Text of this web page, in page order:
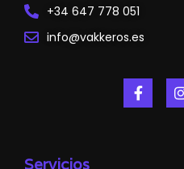
+34 647 778 051
info@vakkeros.es
Servicios